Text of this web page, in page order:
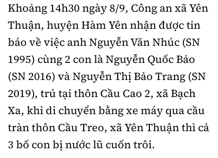
Cải chính
Vật liệu xây dựng
Giám định chất lượng
Quản lý đô thị
Đường bộ
Hàng không
Đường sắt
Đăng kiểm
Đường sắt tốc độ cao
Đường thủy
Thị trường
Tài chính
Chứng khoán
Bảo hiểm
Doanh nghiệp
Pháp luật
An ninh hình sự
Điều tra
Pháp đình
Hỏi - Đáp
An toàn giao thông
Giao thông 24h
ATGT địa phương
Văn hóa giao thông
Lái xe an toàn
Chất lượng sống
Giáo dục
Y tế
Văn hóa - Giải Trí
Thể thao
Khoảng 14h30 ngày 8/9, Công an xã Yên
Thuận, huyện Hàm Yên nhận được tin
báo về việc anh Nguyễn Văn Nhúc (SN
1995) cùng 2 con là Nguyễn Quốc Bảo
(SN 2016) và Nguyễn Thị Bảo Trang (SN
2019), trú tại thôn Cầu Cao 2, xã Bạch
Xa, khi di chuyển bằng xe máy qua cầu
tràn thôn Cầu Treo, xã Yên Thuận thì cả
3 bố con bị nước lũ cuốn trôi.